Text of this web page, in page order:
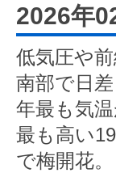
2026年
低気圧や
南部で日
年最も気
最も高い
で梅開花。